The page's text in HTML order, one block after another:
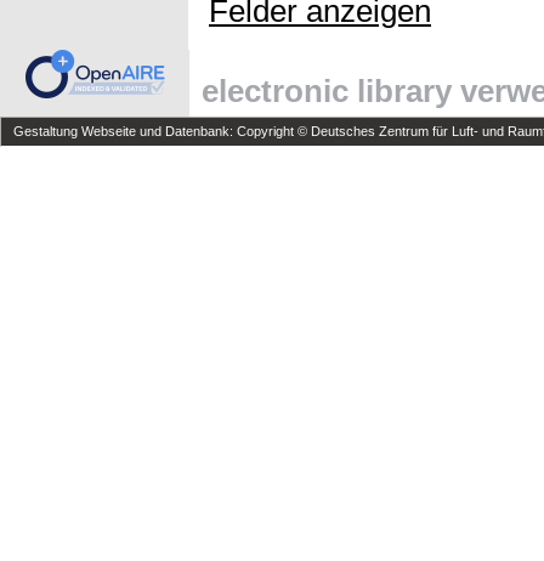
Felder anzeigen
electronic library
Gestaltung Webseite und Datenbank: Copyright © Deutsches Zentrum für Luft- und